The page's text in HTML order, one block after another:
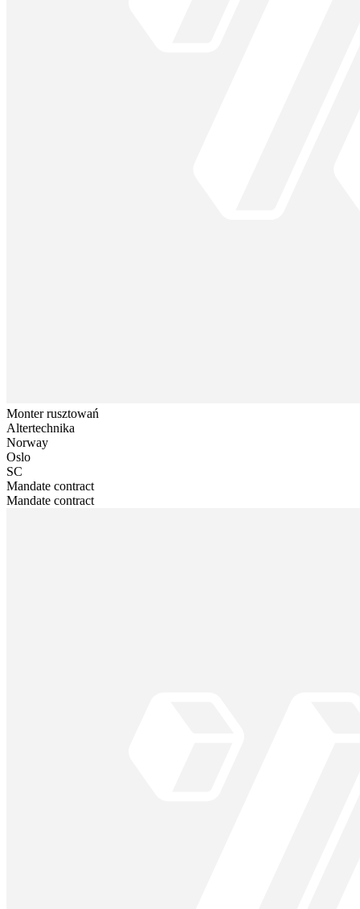
Monter rusztowań
Altertechnika
Norway
Oslo
SC
Mandate contract
Mandate contract